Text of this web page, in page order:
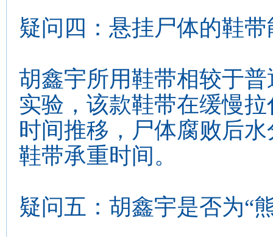
疑问四：悬挂尸体的鞋
胡鑫宇所用鞋带相较于
实验，该款鞋带在缓慢
时间推移，尸体腐败后
鞋带承重时间。
疑问五：胡鑫宇是否为“